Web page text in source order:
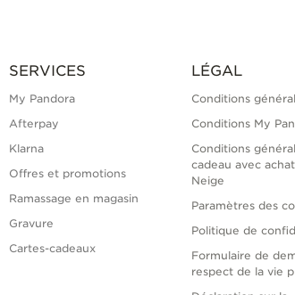
SERVICES
My Pandora
Afterpay
Klarna
Offres et promotions
Ramassage en magasin
Gravure
Cartes-cadeaux
LÉGAL
Conditions
Conditions My
Conditions
cadeau avec
Neige
Paramètres des
Politique de
Formulaire de
respect de la vie